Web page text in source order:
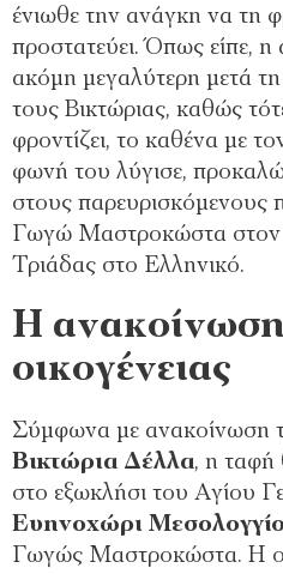
ένιωθε την ανάγκη να τη
προστατεύει. Όπως είπε, η
ακόμη μεγαλύτερη μετά
τους Βικτώριας, καθώς
φροντίζει, το καθένα με
φωνή του λύγισε,
στους παρευρισκόμενους
Γωγώ Μαστροκώστα στον
Τριάδας στο Ελληνικό.
Η
οικογένειας
Σύμφωνα με ανακοίνωση
Βικτώρια Δέλλα, η ταφή
στο εξωκλήσι του Αγίου
Ευηνοχώρι
Γωγώς Μαστροκώστα. Η